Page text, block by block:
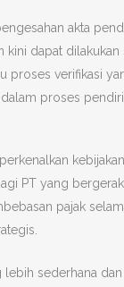
akta
dapat
verifikasi
proses
PT yang
pajak
sederhana